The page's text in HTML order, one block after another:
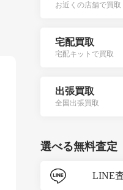
お近くの店舗で買取
宅配買取
宅配キットで買取
出張買取
全国出張買取
選べる無料査定
LINE